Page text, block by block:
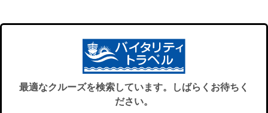
最適なクルーズを検索しています。しばらくお待ちく
ださい。